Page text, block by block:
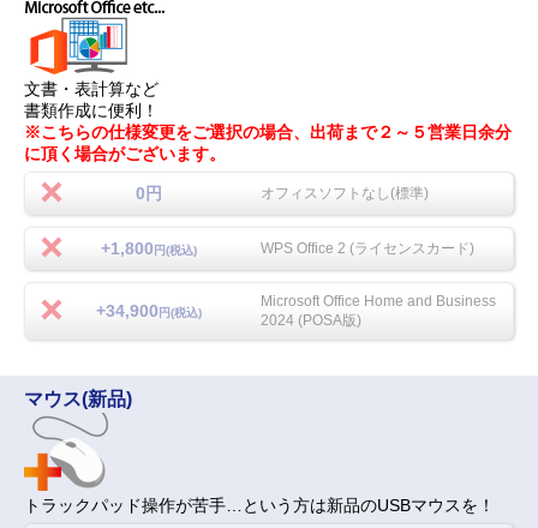
文書・表計算など
書類作成に便利！
※こちらの仕様変更をご選択の場合、出荷まで２～５営業日余分
に頂く場合がございます。
0円 オフィスソフトなし(標準)
+1,800 円(税込) WPS Office 2 (ライセンスカード)
+34,900 円(税込)
Microsoft Office Home and Business
2024 (POSA版)
マウス(新品)
トラックパッド操作が苦手…という方は新品のUSBマウスを！